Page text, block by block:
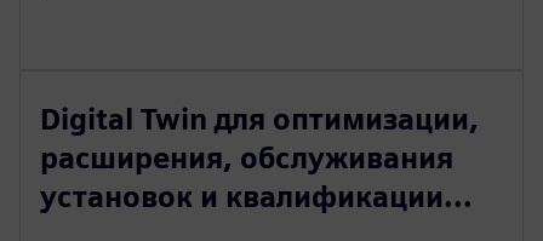
Digital Twin для оптимизации,
расширения, обслуживания
установок и квалификации...